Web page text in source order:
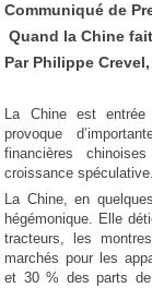
Communiqué de
Quand la Chine
Par Philippe
La Chine est
provoque
financières
croissance spéculative.
La Chine, en
hégémonique. Elle
tracteurs, les
marchés pour les
et 30 % des parts